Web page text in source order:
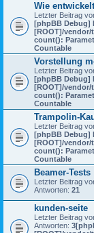
Wie
Letzter Beitrag
[phpBB Debug]
[ROOT]/
count():
Countable
Vorstellung
Letzter Beitrag
[phpBB Debug]
[ROOT]/
count():
Countable
Trampolin-
Letzter Beitrag
[phpBB Debug]
[ROOT]/
count():
Countable
Beamer-Tests
Letzter Beitrag
Antworten: 21
kunden-seite
Letzter Beitrag
Antworten: 3